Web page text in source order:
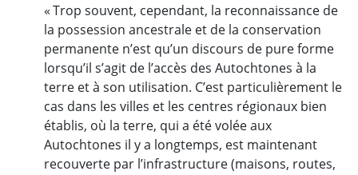
« Trop souvent, cependant, la reconnaissance de
la possession ancestrale et de la conservation
permanente n’est qu’un discours de pure forme
lorsqu’il s’agit de l’accès des Autochtones à la
terre et à son utilisation. C’est particulièrement le
cas dans les villes et les centres régionaux bien
établis, où la terre, qui a été volée aux
Autochtones il y a longtemps, est maintenant
recouverte par l’infrastructure (maisons, routes,